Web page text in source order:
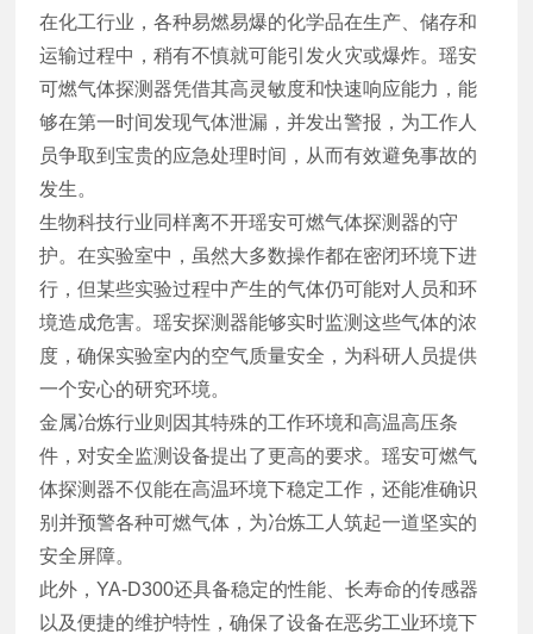
在化工行业，各种易燃易爆的化学品在生产、储存和
运输过程中，稍有不慎就可能引发火灾或爆炸。瑶安
可燃气体探测器凭借其高灵敏度和快速响应能力，能
够在第一时间发现气体泄漏，并发出警报，为工作人
员争取到宝贵的应急处理时间，从而有效避免事故的
发生。
生物科技行业同样离不开瑶安可燃气体探测器的守
护。在实验室中，虽然大多数操作都在密闭环境下进
行，但某些实验过程中产生的气体仍可能对人员和环
境造成危害。瑶安探测器能够实时监测这些气体的浓
度，确保实验室内的空气质量安全，为科研人员提供
一个安心的研究环境。
金属冶炼行业则因其特殊的工作环境和高温高压条
件，对安全监测设备提出了更高的要求。瑶安可燃气
体探测器不仅能在高温环境下稳定工作，还能准确识
别并预警各种可燃气体，为冶炼工人筑起一道坚实的
安全屏障。
此外，YA-D300还具备稳定的性能、长寿命的传感器
以及便捷的维护特性，确保了设备在恶劣工业环境下